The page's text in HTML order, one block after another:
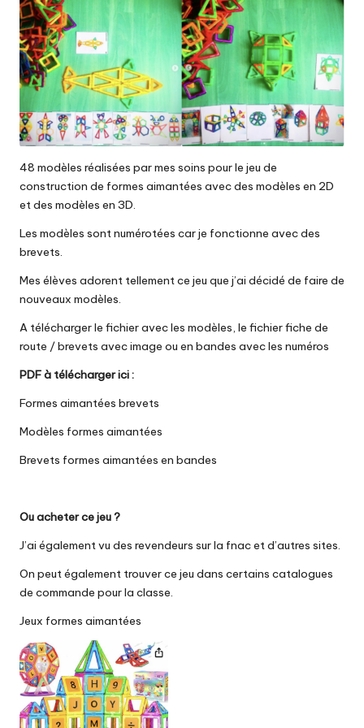
48 modèles réalisées par mes soins pour le jeu de
construction de formes aimantées avec des modèles en 2D
et des modèles en 3D.
Les modèles sont numérotées car je fonctionne avec des
brevets.
Mes élèves adorent tellement ce jeu que j’ai décidé de faire de
nouveaux modèles.
A télécharger le fichier avec les modèles, le fichier fiche de
route / brevets avec image ou en bandes avec les numéros
PDF à télécharger ici :
Formes aimantées brevets
Modèles formes aimantées
Brevets formes aimantées en bandes
Ou acheter ce jeu ?
J’ai également vu des revendeurs sur la fnac et d’autres sites.
On peut également trouver ce jeu dans certains catalogues
de commande pour la classe.
Jeux formes aimantées